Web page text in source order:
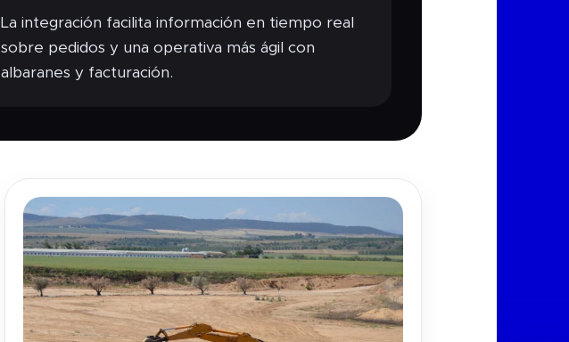
La integración facilita información en tiempo real
sobre pedidos y una operativa más ágil con
albaranes y facturación.